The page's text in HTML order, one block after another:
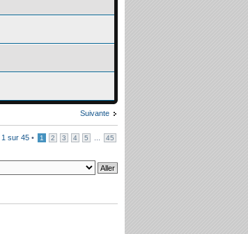
Suivante
1 sur 45 • 1 2 3 4 5 45